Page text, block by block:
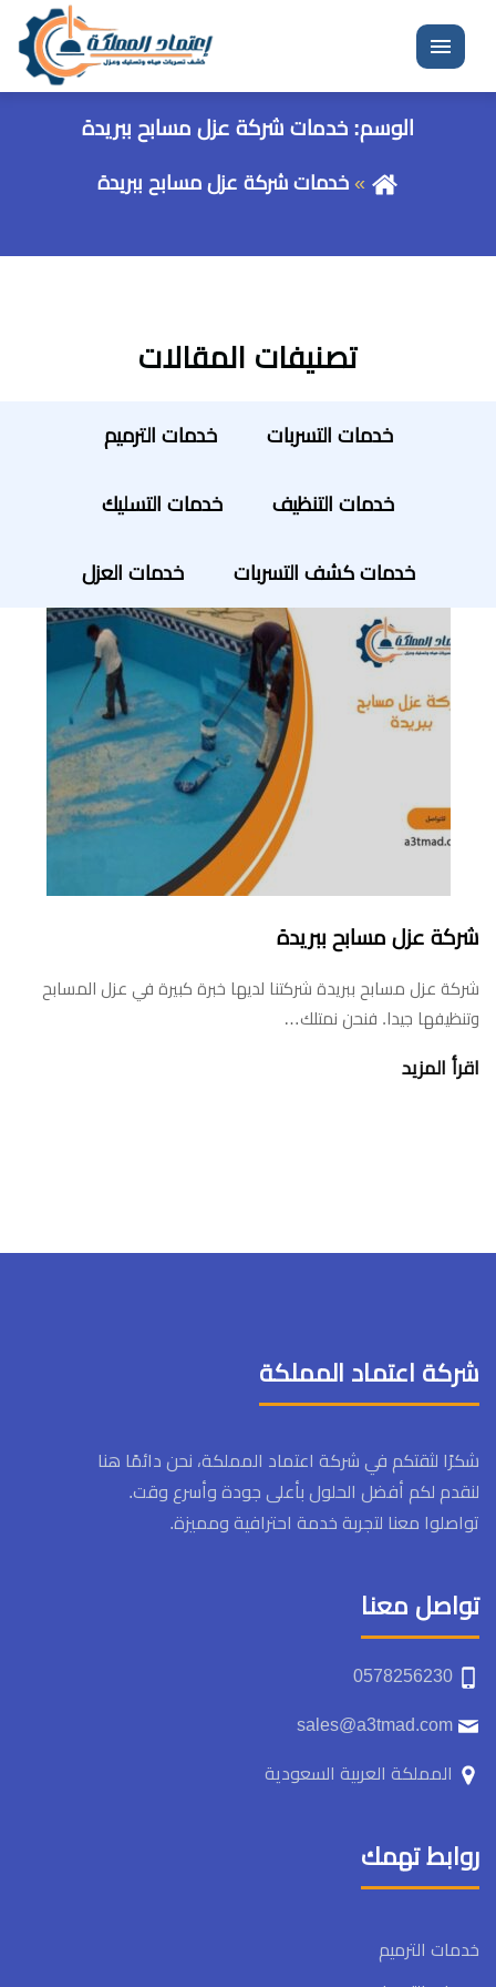
القائمة
الوسم: خدمات شركة عزل مسابح ببريدة
خدمات شركة عزل مسابح ببريدة
تصنيفات المقالات
خدمات التسربات خدمات الترميم
خدمات التنظيف خدمات التسليك
خدمات كشف التسربات خدمات العزل
شركة عزل مسابح ببريدة
شركة عزل مسابح ببريدة شركتنا لديها خبرة كبيرة في عزل المسابح
وتنظيفها جيدا. فنحن نمتلك…
اقرأ المزيد
شركة اعتماد المملكة
شكرًا لثقتكم في شركة اعتماد المملكة، نحن دائمًا هنا
لنقدم لكم أفضل الحلول بأعلى جودة وأسرع وقت.
تواصلوا معنا لتجربة خدمة احترافية ومميزة.
تواصل معنا
المملكة العربية السعودية
روابط تهمك
خدمات الترميم